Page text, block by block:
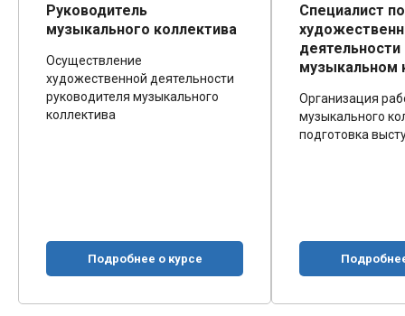
коллектива
деятельности
музыкального
Подробнее о курсе
Специалист по
художественной
деятельности в
музыкальном
Организация работы
музыкального коллектива
подготовка выступлений
Подробнее о курсе